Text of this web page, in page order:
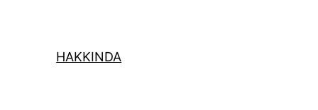
HAKKINDA